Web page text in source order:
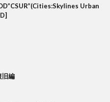
Urban
旧編